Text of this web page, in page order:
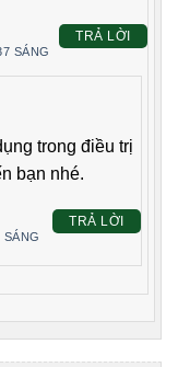
SÁNG
TRẢ LỜI
trong điều trị
bạn nhé.
TRẢ LỜI